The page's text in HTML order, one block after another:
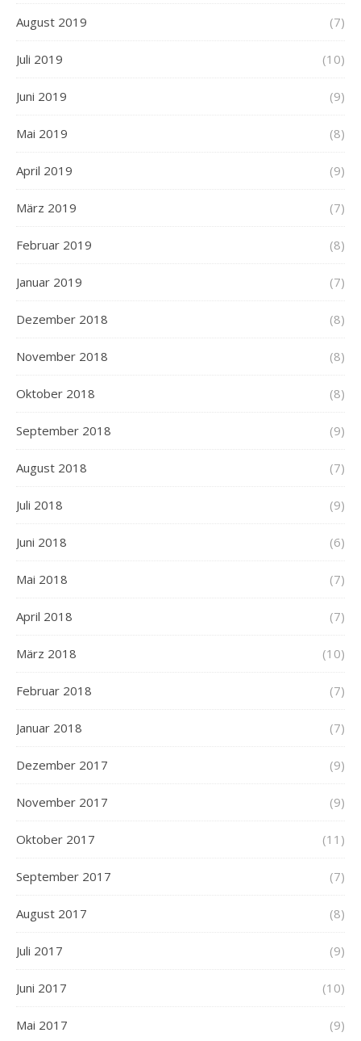
August 2019 (7)
Juli 2019 (10)
Juni 2019 (9)
Mai 2019 (8)
April 2019 (9)
März 2019 (7)
Februar 2019 (8)
Januar 2019 (7)
Dezember 2018 (8)
November 2018 (8)
Oktober 2018 (8)
September 2018 (9)
August 2018 (7)
Juli 2018 (9)
Juni 2018 (6)
Mai 2018 (7)
April 2018 (7)
März 2018 (10)
Februar 2018 (7)
Januar 2018 (7)
Dezember 2017 (9)
November 2017 (9)
Oktober 2017 (11)
September 2017 (7)
August 2017 (8)
Juli 2017 (9)
Juni 2017 (10)
Mai 2017 (9)